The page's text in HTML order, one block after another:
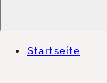
Startseite